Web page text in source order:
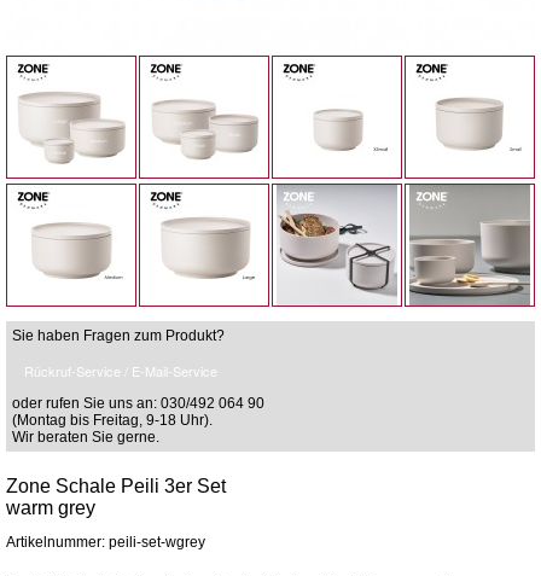
Sie haben Fragen zum Produkt?
Rückruf-Service / E-Mail-Service
oder rufen Sie uns an: 030/492 064 90
(Montag bis Freitag, 9-18 Uhr).
Wir beraten Sie gerne.
Zone Schale Peili 3er Set
warm grey
Artikelnummer: peili-set-wgrey